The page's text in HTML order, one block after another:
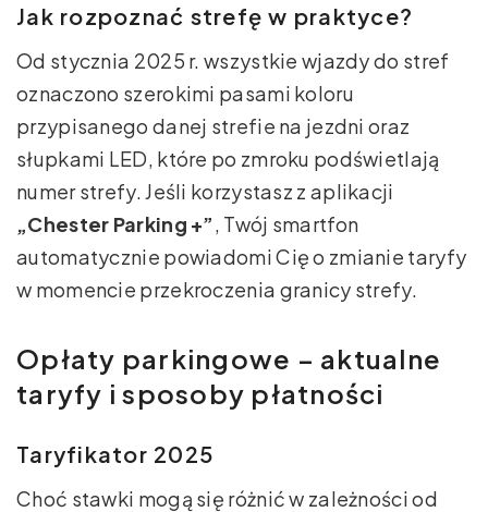
Jak rozpoznać strefę w praktyce?
Od stycznia 2025 r. wszystkie wjazdy do stref
oznaczono szerokimi pasami koloru
przypisanego danej strefie na jezdni oraz
słupkami LED, które po zmroku podświetlają
numer strefy. Jeśli korzystasz z aplikacji
„Chester Parking +” , Twój smartfon
automatycznie powiadomi Cię o zmianie taryfy
w momencie przekroczenia granicy strefy.
Opłaty parkingowe – aktualne
taryfy i sposoby płatności
Taryfikator 2025
Choć stawki mogą się różnić w zależności od